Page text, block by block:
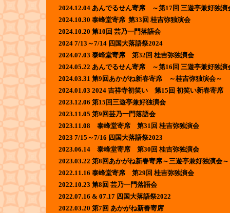
2024.12.04 あんでるせん寄席 ～第17回 三遊亭兼好独演
2024.10.30 泰峰堂寄席 第33回 桂吉弥独演会
2024.10.20 第10回 芸乃一門落語会
2024 7/13～7/14 四国大落語祭2024
2024.07.03 泰峰堂寄席 第32回 桂吉弥独演会
2024.05.22 あんでるせん寄席 ～第16回 三遊亭兼好独演
2024.03.31 第9回あかがね新春寄席 ～桂吉弥独演会～
2024.01.03 2024 吉祥寺初笑い 第15回 初笑い新春寄席
2023.12.06 第15回三遊亭兼好独演会
2023.11.05 第9回芸乃一門落語会
2023.11.08 泰峰堂寄席 第31回 桂吉弥独演会
2023 7/15～7/16 四国大落語祭2023
2023.06.14 泰峰堂寄席 第30回 桂吉弥独演会
2023.03.22 第8回あかがね新春寄席～三遊亭兼好独演会～
2022.11.16 泰峰堂寄席 第29回 桂吉弥独演会
2022.10.23 第8回 芸乃一門落語会
2022.07.16 & 07.17 四国大落語祭2022
2022.03.20 第7回 あかがね新春寄席